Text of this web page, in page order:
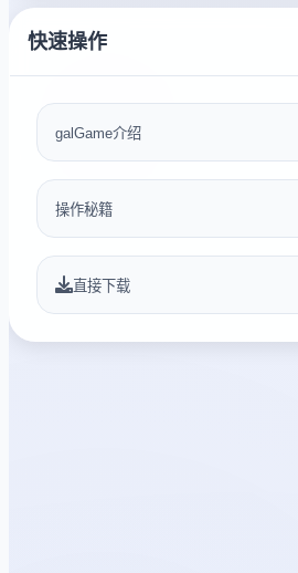
快速操作
galGame介绍
操作秘籍
直接下载